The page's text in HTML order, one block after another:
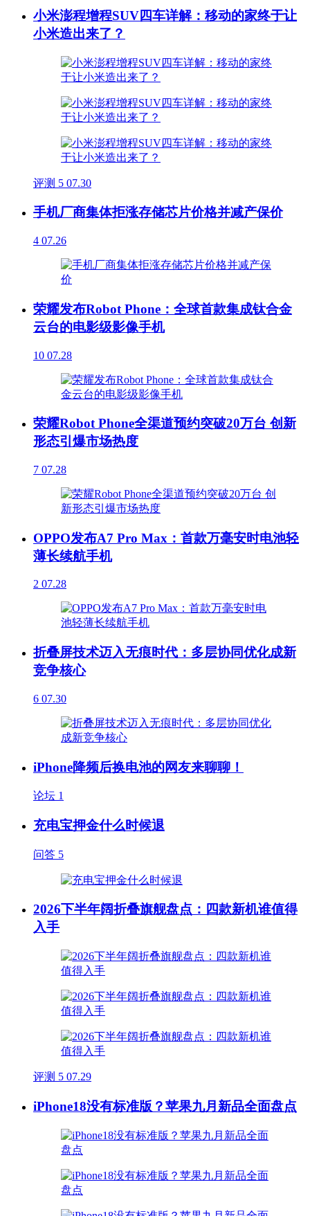
小米澎程增程SUV四车详解：移动的家终于让
小米造出来了？
评测 5 07.30
手机厂商集体拒涨存储芯片价格并减产保价
4 07.26
荣耀发布Robot Phone：全球首款集成钛合金
云台的电影级影像手机
10 07.28
荣耀Robot Phone全渠道预约突破20万台 创新
形态引爆市场热度
7 07.28
OPPO发布A7 Pro Max：首款万毫安时电池轻
薄长续航手机
2 07.28
折叠屏技术迈入无痕时代：多层协同优化成新
竞争核心
6 07.30
iPhone降频后换电池的网友来聊聊！
论坛 1
充电宝押金什么时候退
问答 5
2026下半年阔折叠旗舰盘点：四款新机谁值得
入手
评测 5 07.29
iPhone18没有标准版？苹果九月新品全面盘点